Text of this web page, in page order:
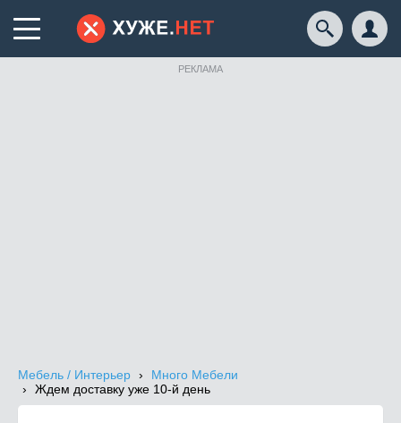
РЕКЛАМА
Мебель / Интерьер
Много Мебели
Ждем доставку уже 10-й день